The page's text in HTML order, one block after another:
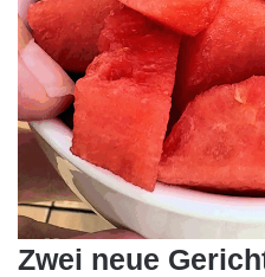
Zwei neue